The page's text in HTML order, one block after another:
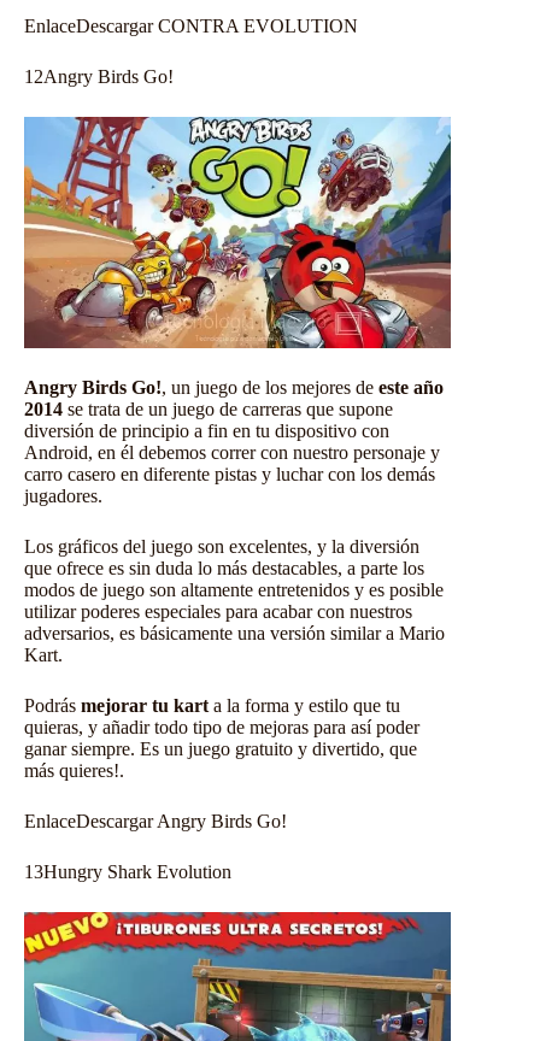
EnlaceDescargar CONTRA EVOLUTION
12Angry Birds Go!
Angry Birds Go!, un juego de los mejores de este año
2014 se trata de un juego de carreras que supone
diversión de principio a fin en tu dispositivo con
Android, en él debemos correr con nuestro personaje y
carro casero en diferente pistas y luchar con los demás
jugadores.
Los gráficos del juego son excelentes, y la diversión
que ofrece es sin duda lo más destacables, a parte los
modos de juego son altamente entretenidos y es posible
utilizar poderes especiales para acabar con nuestros
adversarios, es básicamente una versión similar a Mario
Kart.
Podrás mejorar tu kart a la forma y estilo que tu
quieras, y añadir todo tipo de mejoras para así poder
ganar siempre. Es un juego gratuito y divertido, que
más quieres!.
EnlaceDescargar Angry Birds Go!
13Hungry Shark Evolution